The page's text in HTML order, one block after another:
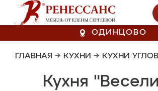
ОДИНЦОВО
ГЛАВНАЯ → КУХНИ → КУХНИ
Кухня